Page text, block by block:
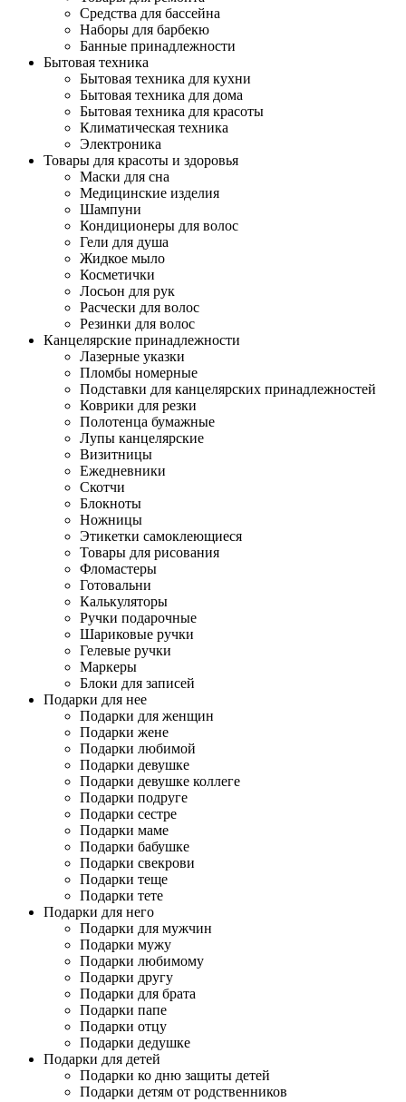
Средства для бассейна
Наборы для барбекю
Банные принадлежности
Бытовая техника
Бытовая техника для кухни
Бытовая техника для дома
Бытовая техника для красоты
Климатическая техника
Электроника
Товары для красоты и здоровья
Маски для сна
Медицинские изделия
Шампуни
Кондиционеры для волос
Гели для душа
Жидкое мыло
Косметички
Лосьон для рук
Расчески для волос
Резинки для волос
Канцелярские принадлежности
Лазерные указки
Пломбы номерные
Подставки для канцелярских принадлежностей
Коврики для резки
Полотенца бумажные
Лупы канцелярские
Визитницы
Ежедневники
Скотчи
Блокноты
Ножницы
Этикетки самоклеющиеся
Товары для рисования
Фломастеры
Готовальни
Калькуляторы
Ручки подарочные
Шариковые ручки
Гелевые ручки
Маркеры
Блоки для записей
Подарки для нее
Подарки для женщин
Подарки жене
Подарки любимой
Подарки девушке
Подарки девушке коллеге
Подарки подруге
Подарки сестре
Подарки маме
Подарки бабушке
Подарки свекрови
Подарки теще
Подарки тете
Подарки для него
Подарки для мужчин
Подарки мужу
Подарки любимому
Подарки другу
Подарки для брата
Подарки папе
Подарки отцу
Подарки дедушке
Подарки для детей
Подарки ко дню защиты детей
Подарки детям от родственников